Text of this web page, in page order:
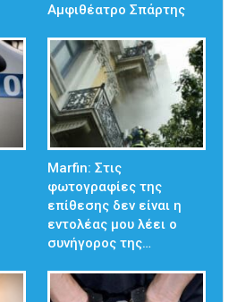
Αμφιθέατρο Σπάρτης
Marfin: Στις
φωτογραφίες της
επίθεσης δεν είναι η
εντολέας μου λέει ο
συνήγορος της…